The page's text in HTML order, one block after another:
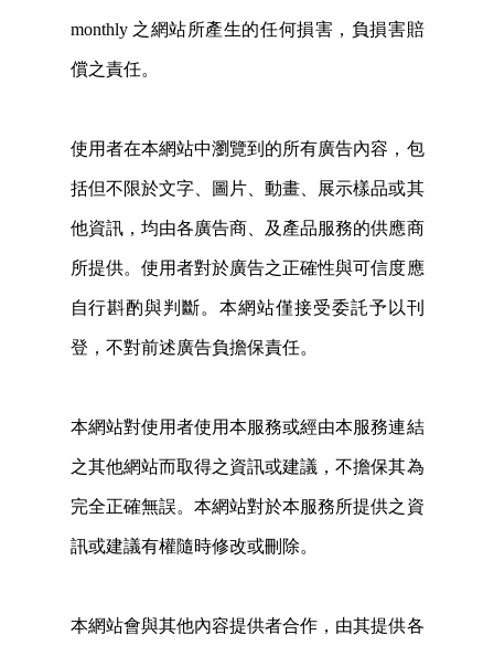
monthly 之網站所產生的任何損害，負損害賠
償之責任。
使用者在本網站中瀏覽到的所有廣告內容，包
括但不限於文字、圖片、動畫、展示樣品或其
他資訊，均由各廣告商、及產品服務的供應商
所提供。使用者對於廣告之正確性與可信度應
自行斟酌與判斷。本網站僅接受委託予以刊
登，不對前述廣告負擔保責任。
本網站對使用者使用本服務或經由本服務連結
之其他網站而取得之資訊或建議，不擔保其為
完全正確無誤。本網站對於本服務所提供之資
訊或建議有權隨時修改或刪除。
本網站會與其他內容提供者合作，由其提供各